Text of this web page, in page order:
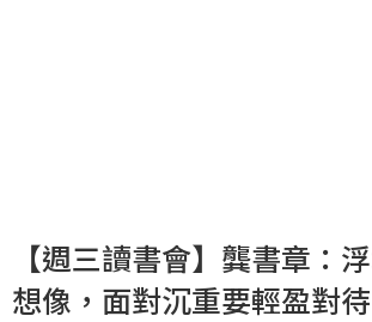
【週三讀書會】龔書章：
想像，面對沉重要輕盈對待